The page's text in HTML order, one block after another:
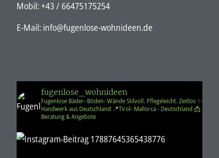
Mobil: +43 / 66475175254
E-Mail: info@fugenlose-wohnideen.de
fugenlose_wohnideen
Fugenlose Bäder- Böden- WändeStilvoll. Pflegeleicht. Zeitlos✨️
Handwerk aus Deutschland 📍Tirol- Mallorca - Deutschland 📩
Beratung & Angebote